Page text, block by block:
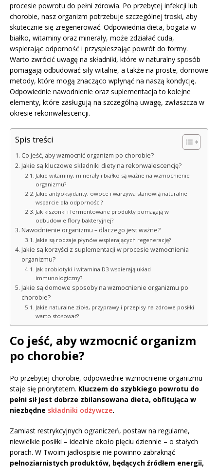
procesie powrotu do pełni zdrowia. Po przebytej infekcji lub
chorobie, nasz organizm potrzebuje szczególnej troski, aby
skutecznie się zregenerować. Odpowiednia dieta, bogata w
białko, witaminy oraz minerały, może zdziałać cuda,
wspierając odporność i przyspieszając powrót do formy.
Warto zwrócić uwagę na składniki, które w naturalny sposób
pomagają odbudować siły witalne, a także na proste, domowe
metody, które mogą znacząco wpłynąć na naszą kondycję.
Odpowiednie nawodnienie oraz suplementacja to kolejne
elementy, które zasługują na szczególną uwagę, zwłaszcza w
okresie rekonwalescencji.
Spis treści
Co jeść, aby wzmocnić organizm po chorobie?
Jakie są kluczowe składniki diety na rekonwalescencję?
Jakie witaminy, minerały i białko są ważne na wzmocnienie
organizmu?
Jakie antyoksydanty, owoce i warzywa stanowią naturalne
wsparcie dla odporności?
Jak kiszonki i fermentowane produkty pomagają w
odbudowie flory bakteryjnej?
Nawodnienie organizmu – dlaczego jest ważne?
Jakie są rodzaje płynów wspierających regenerację?
Jakie są korzyści z suplementacji w procesie wzmocnienia
organizmu?
Jak probiotyki i witamina D3 wspierają układ
immunologiczny?
Jakie są domowe sposoby na wzmocnienie organizmu po
chorobie?
Jakie naturalne zioła, przyprawy i przepisy na zdrowe posiłki
warto stosować?
Co jeść, aby wzmocnić organizm
po chorobie?
Po przebytej chorobie, odpowiednie wzmocnienie organizmu
staje się priorytetem. Kluczem do szybkiego powrotu do
pełni sił jest dobrze zbilansowana dieta, obfitująca w
niezbędne składniki odżywcze.
Zamiast restrykcyjnych ograniczeń, postaw na regularne,
niewielkie posiłki – idealnie około pięciu dziennie – o stałych
porach. W Twoim jadłospisie nie powinno zabraknąć
pełnoziarnistych produktów, będących źródłem energii,